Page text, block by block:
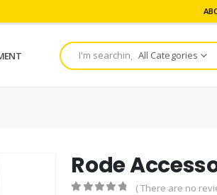
All Categories
Rode
( There are no